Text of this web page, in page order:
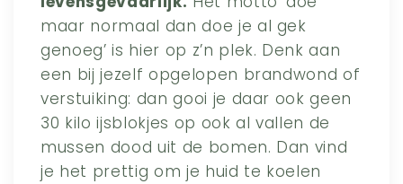
maar normaal dan doe je al gek
genoeg’ is hier op z’n plek. Denk aan
een bij jezelf opgelopen brandwond of
verstuiking: dan gooi je daar ook geen
30 kilo ijsblokjes op ook al vallen de
mussen dood uit de bomen. Dan vind
je het prettig om je huid te koelen